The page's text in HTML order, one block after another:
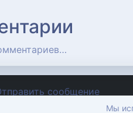
сообщение
Мы